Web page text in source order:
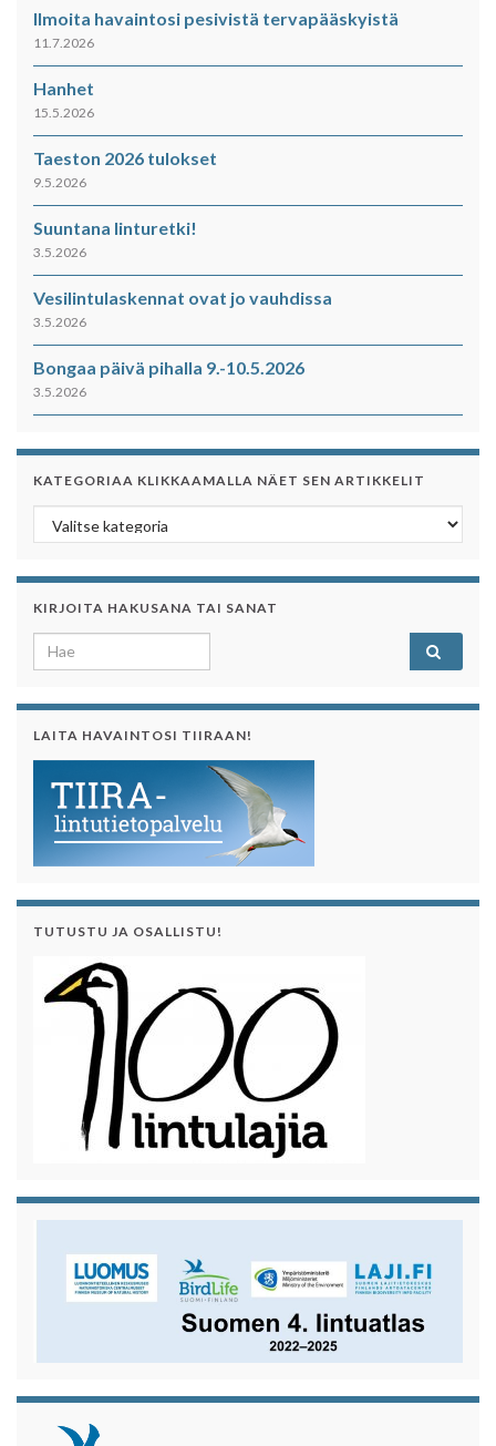
Ilmoita havaintosi pesivistä tervapääskyistä
11.7.2026
Hanhet
15.5.2026
Taeston 2026 tulokset
9.5.2026
Suuntana linturetki!
3.5.2026
Vesilintulaskennat ovat jo vauhdissa
3.5.2026
Bongaa päivä pihalla 9.-10.5.2026
3.5.2026
KATEGORIAA KLIKKAAMALLA NÄET SEN ARTIKKELIT
Kategoriaa klikkaamalla näet sen artikkelit
KIRJOITA HAKUSANA TAI SANAT
Search for:
LAITA HAVAINTOSI TIIRAAN!
TUTUSTU JA OSALLISTU!